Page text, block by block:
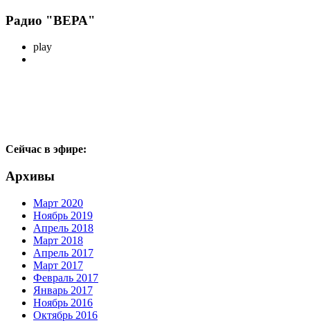
Радио "ВЕРА"
play
Сейчас в эфире:
Архивы
Март 2020
Ноябрь 2019
Апрель 2018
Март 2018
Апрель 2017
Март 2017
Февраль 2017
Январь 2017
Ноябрь 2016
Октябрь 2016